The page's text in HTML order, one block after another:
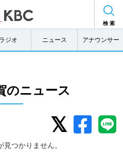
検 索
ラジオ ニュース アナウンサー
のニュース
見つかりません。